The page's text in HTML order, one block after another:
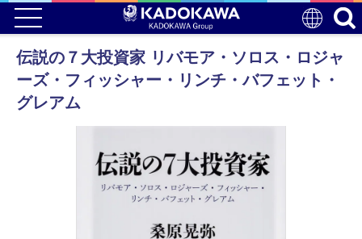
伝説の７大投資家 リバモア・ソロス・ロジャ
ーズ・フィッシャー・リンチ・バフェット・
グレアム